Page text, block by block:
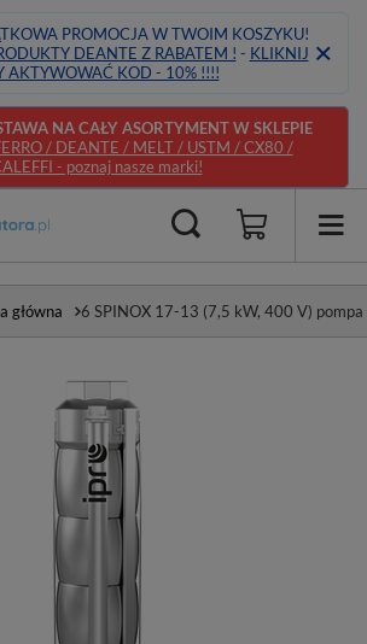
PROMOCJA W TWOIM KOSZYKU!
DEANTE Z RABATEM ! - KLIKNIJ
AKTYWOWAĆ KOD - 10% !!!!
NA CAŁY ASORTYMENT W SKLEPIE
/ DEANTE / MELT / USTM / CX80 /
- poznaj nasze marki!
główna 6 SPINOX 17-13 (7,5 kW, 400 V) pompa